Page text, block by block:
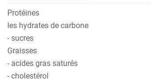
Protéines
les hydrates de carbone
- sucres
Graisses
- acides gras saturés
- cholestérol